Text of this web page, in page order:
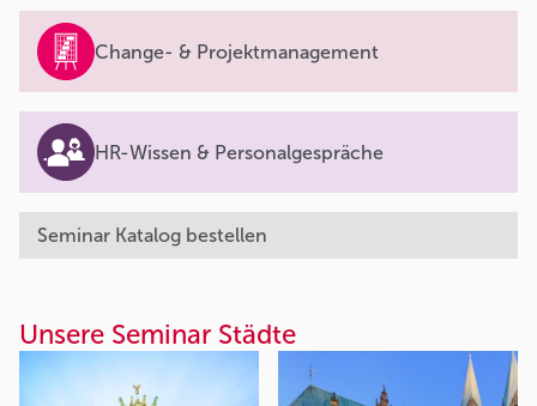
Change- & Projektmanagement
HR-Wissen & Personalgespräche
Seminar Katalog bestellen
Unsere Seminar Städte